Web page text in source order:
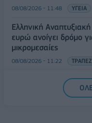
08/08/2026 - 11:48 ΥΓΕΙΑ
Ελληνική
ευρώ ανοίγει δρόμο
μικρομεσαίες
08/08/2026 - 11:22
5G παντού, 6G στον
Ελλάδα στη μεγάλη